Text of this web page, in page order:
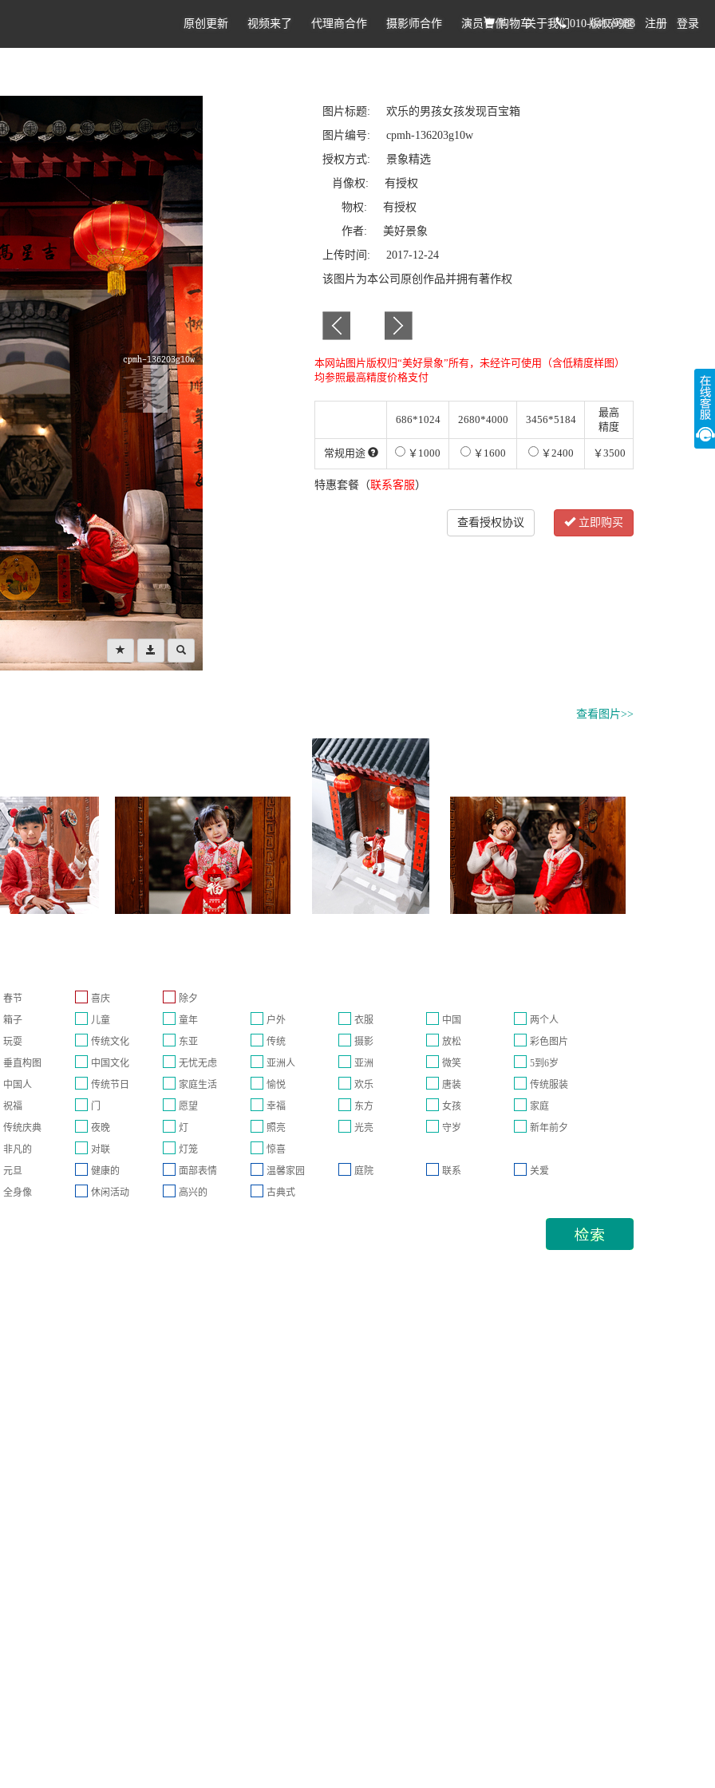
原创更新 视频来了 代理商合作 摄影师合作 演员合作 关于我们 版权问题
购物车 010-64159988 注册 登录
图片标题: 欢乐的男孩女孩发现百宝箱
图片编号: cpmh-136203g10w
授权方式: 景象精选
肖像权: 有授权
物权: 有授权
作者: 美好景象
上传时间: 2017-12-24
该图片为本公司原创作品并拥有著作权
本网站图片版权归“美好景象”所有，未经许可使用（含低精度样图）
均参照最高精度价格支付
686*1024 2680*4000 3456*5184
最高
精度
常规用途 ￥1000 ￥1600 ￥2400 ￥3500
特惠套餐（联系客服）
查看授权协议 立即购买
查看图片>>
春节 喜庆
除夕
箱子
儿童 童年 户外 衣服 中国
两个人
玩耍
传统文化 东亚 传统 摄影 放松
彩色图片
垂直构图
中国文化 无忧无虑 亚洲人 亚洲 微笑
5到6岁
中国人
传统节日 家庭生活 愉悦 欢乐 唐装
传统服装
祝福
门 愿望 幸福 东方 女孩
家庭
传统庆典
夜晚 灯 照亮 光亮 守岁
新年前夕
非凡的
对联 灯笼
惊喜
元旦
健康的 面部表情 温馨家园 庭院 联系
关爱
全身像
休闲活动 高兴的 古典式